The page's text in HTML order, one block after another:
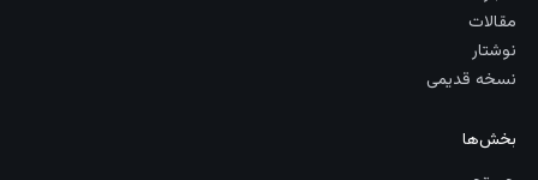
مقالات
نوشتار
نسخه قدیمی
بخش‌ها